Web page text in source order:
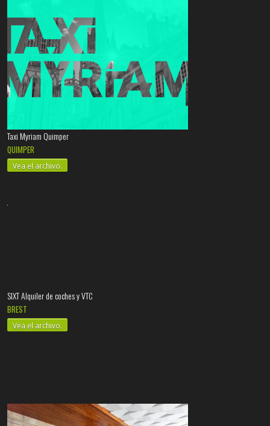
Taxi Myriam Quimper
QUIMPER
Vea el archivo.
SIXT Alquiler de coches y VTC
BREST
Vea el archivo.